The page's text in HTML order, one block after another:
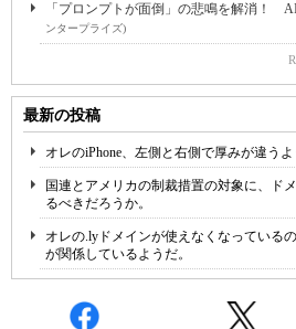
「プロンプトが面倒」の悲鳴を解消！
ンタープライズ)
最新の投稿
オレのiPhone、左側と右側で厚みが違うよ
国連とアメリカの制裁措置の対象に、ド
るべきだろうか。
オレの.lyドメインが使えなくなっている
が関係しているようだ。